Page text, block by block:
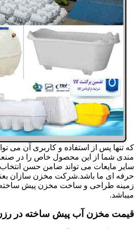
که تنها پس از استفاده و کاربری آن می
مندی شما از این محصول خاص را در
سایر مایعات می تواند ضامن حسن انتخاب
حرفه ای ما باشد.شرکت مخزن سازان
زمینه طراحی و ساخت مخزن پیش
میباشد.
قیمت مخزن آب پیش ساخته در